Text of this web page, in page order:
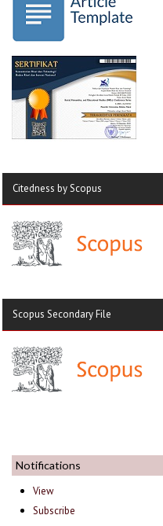
Citedness by Scopus
Scopus Secondary File
Notifications
View
Subscribe